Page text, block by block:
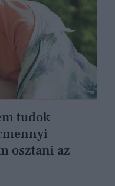
tudok
osztani az